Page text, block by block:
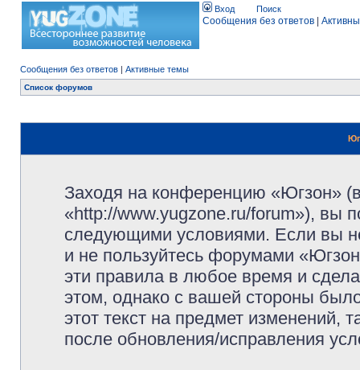
Вход Поиск
Сообщения без ответов
Сообщения без ответов | Активные темы
Список форумов
Заходя на конференцию «Югзон»
«http://www.yugzone.ru/forum»), вы
следующими условиями. Если вы
и не пользуйтесь форумами
эти правила в любое время и
этом, однако с вашей стороны
этот текст на предмет изменений,
после обновления/исправления